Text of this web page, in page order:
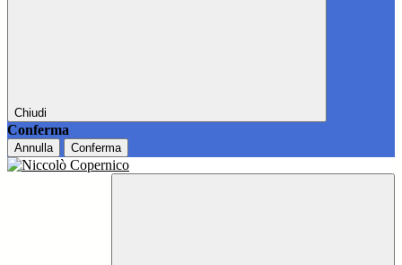
Chiudi
Conferma
Annulla Conferma